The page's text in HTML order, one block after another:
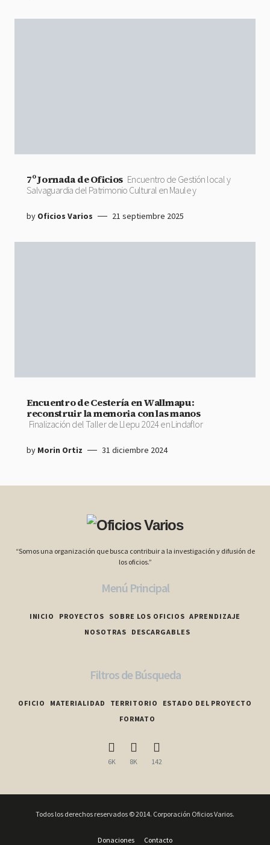
7º Jornada de Oficios Encuentro de Gestión local y
Salvaguardia del Patrimonio Cultural en Maule y
by Oficios Varios 21 septiembre 2025
Encuentro de Cestería en Wallmapu:
reconstruir la memoria con las manos
Finalización del Taller de Llepu 2024 en Lindaflor
by Morin Ortiz 31 diciembre 2024
“Somos una organización que busca contribuir a la investigación y difusión de
los oficios.”
Menú Principal
INICIO PROYECTOS SOBRE LOS OFICIOS APRENDIZAJE
NOSOTRAS
DESCARGABLES
Filtros de Búsqueda
OFICIO MATERIALIDAD TERRITORIO
ESTADO DEL PROYECTO
FORMATO
6K 8K 142
Todos los derechos reservados © 2014. Corporación Oficios Varios.
Donaciones Contacto